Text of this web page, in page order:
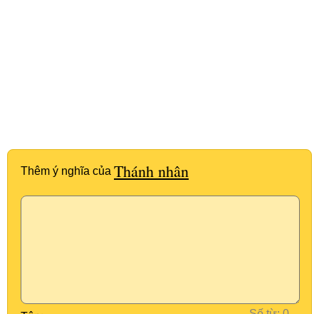
Thêm ý nghĩa của Thánh nhân